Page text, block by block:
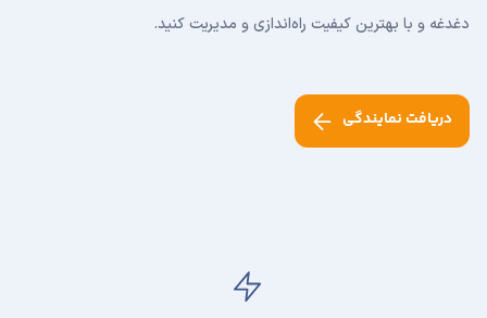
دغدغه و با بهترین کیفیت راه‌اندازی و مدیریت کنید.
دریافت نمایندگی